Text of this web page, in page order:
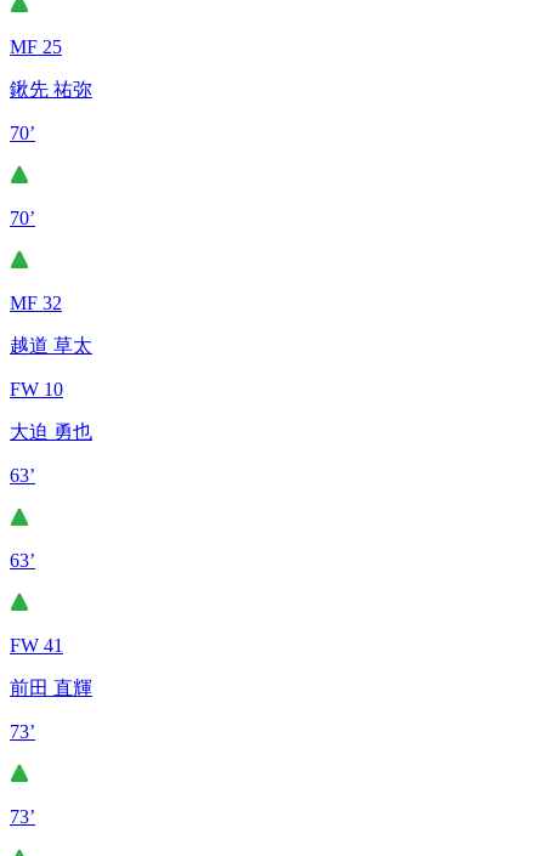
MF 25
鍬先 祐弥
70’
70’
MF 32
越道 草太
FW 10
大迫 勇也
63’
63’
FW 41
前田 直輝
73’
73’